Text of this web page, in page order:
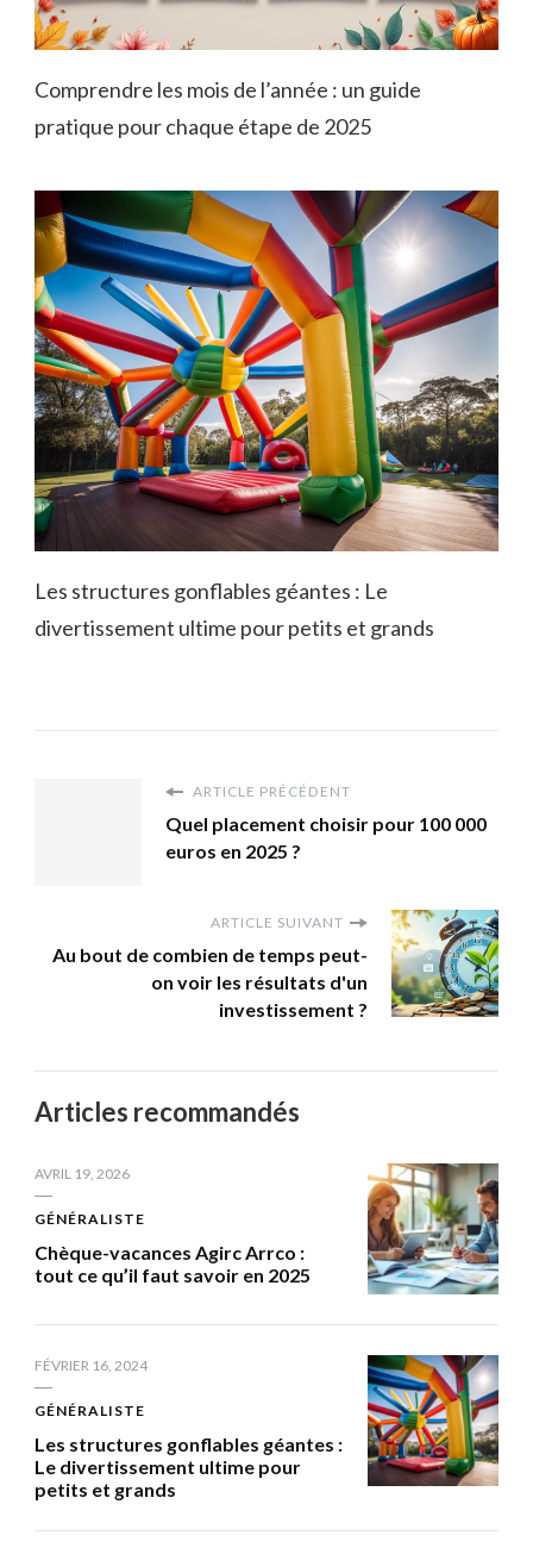
Comprendre les mois de l’année : un guide
pratique pour chaque étape de 2025
Les structures gonflables géantes : Le
divertissement ultime pour petits et grands
ARTICLE PRÉCÉDENT
Quel placement choisir pour 100 000
euros en 2025 ?
ARTICLE SUIVANT
Au bout de combien de temps peut-
on voir les résultats d'un
investissement ?
Articles recommandés
AVRIL 19, 2026
GÉNÉRALISTE
Chèque-vacances Agirc Arrco :
tout ce qu’il faut savoir en 2025
FÉVRIER 16, 2024
GÉNÉRALISTE
Les structures gonflables géantes :
Le divertissement ultime pour
petits et grands